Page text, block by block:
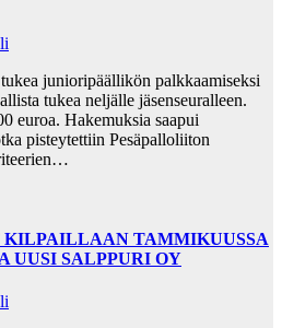
junioripäällikön palkkaamiseksi
tukea neljälle jäsenseuralleen.
euroa. Hakemuksia saapui
pisteytettiin Pesäpalloliiton
KILPAILLAAN TAMMIKUUSSA
UUSI SALPPURI OY